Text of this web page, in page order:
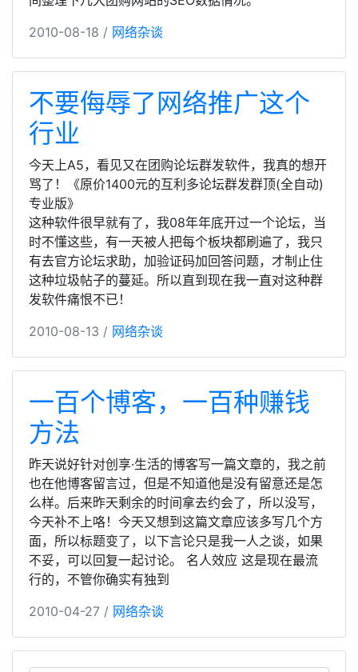
2010-08-18 / 网络杂谈
不要侮辱了网络推广这个
行业
今天上A5，看见又在团购论坛群发软件，我真的想开
骂了！《原价1400元的互利多论坛群发群顶(全自动)
专业版》
这种软件很早就有了，我08年年底开过一个论坛，当
时不懂这些，有一天被人把每个板块都刷遍了，我只
有去官方论坛求助，加验证码加回答问题，才制止住
这种垃圾帖子的蔓延。所以直到现在我一直对这种群
发软件痛恨不已！
2010-08-13 / 网络杂谈
一百个博客，一百种赚钱
方法
昨天说好针对创享·生活的博客写一篇文章的，我之前
也在他博客留言过，但是不知道他是没有留意还是怎
么样。后来昨天剩余的时间拿去约会了，所以没写，
今天补不上咯！今天又想到这篇文章应该多写几个方
面，所以标题变了，以下言论只是我一人之谈，如果
不妥，可以回复一起讨论。 名人效应 这是现在最流
行的，不管你确实有独到
2010-04-27 / 网络杂谈